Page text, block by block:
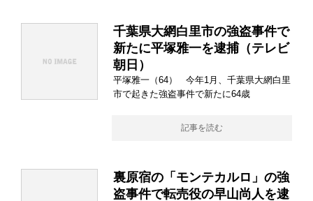
千葉県大網白里市の強盗事件で
新たに平塚雅一を逮捕（テレビ
朝日）
平塚雅一（64） 今年1月、千葉県大網白里
市で起きた強盗事件で新たに64歳
記事を読む
裏原宿の「モンテカルロ」の強
盗事件で転売役の早山尚人を逮